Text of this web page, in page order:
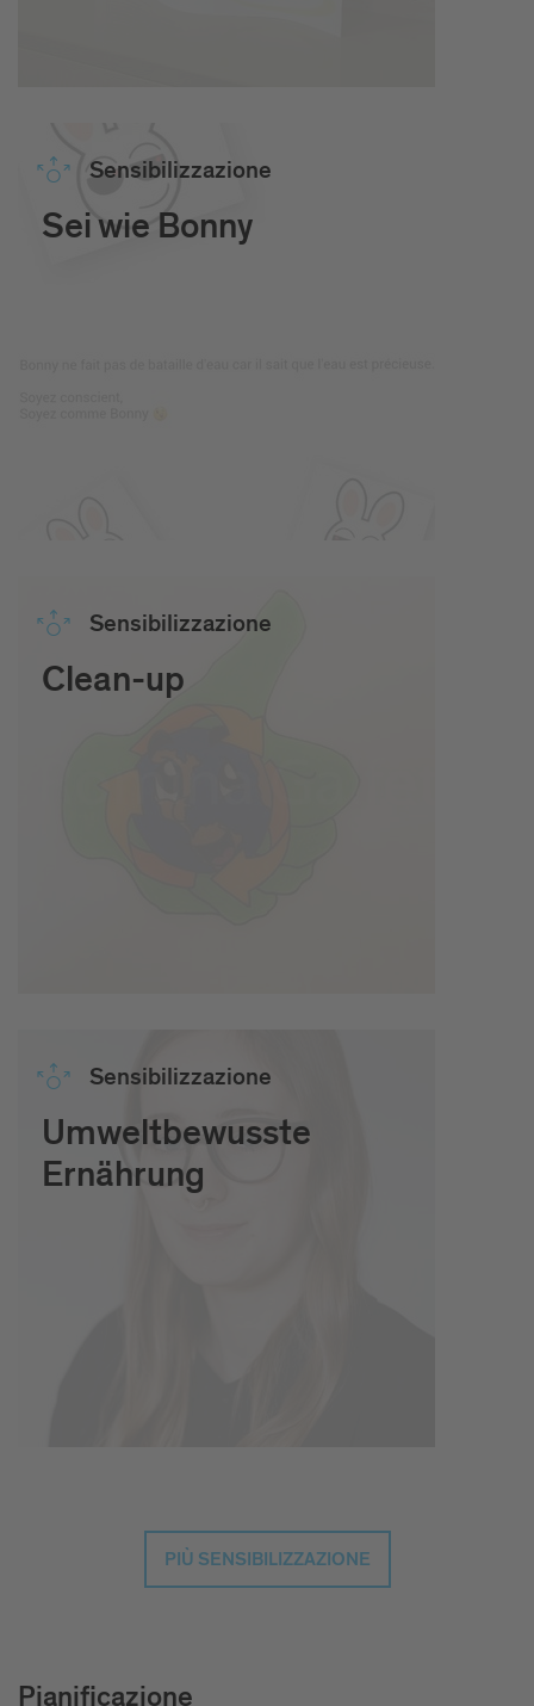
Sensibilizzazione
Sei wie Bonny
Sensibilizzazione
Clean-up
Sensibilizzazione
Umweltbewusste
Ernährung
PIÙ SENSIBILIZZAZIONE
Pianificazione